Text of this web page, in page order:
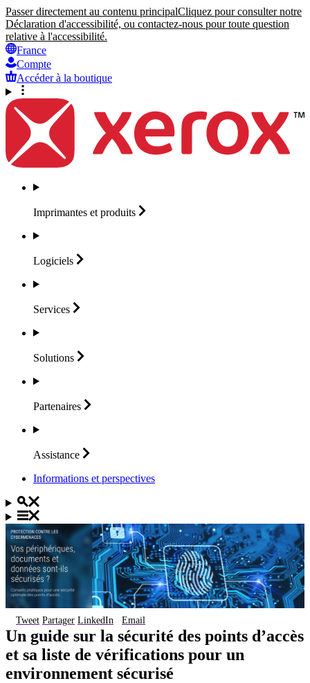
Passer directement au contenu principalCliquez pour consulter notre
Déclaration d'accessibilité, ou contactez-nous pour toute question
relative à l'accessibilité.
France
Compte
Accéder à la boutique
Imprimantes et produits
Logiciels
Services
Solutions
Partenaires
Assistance
Informations et perspectives
Tweet Partager LinkedIn Email
Un guide sur la sécurité des points d’accès
et sa liste de vérifications pour un
environnement sécurisé